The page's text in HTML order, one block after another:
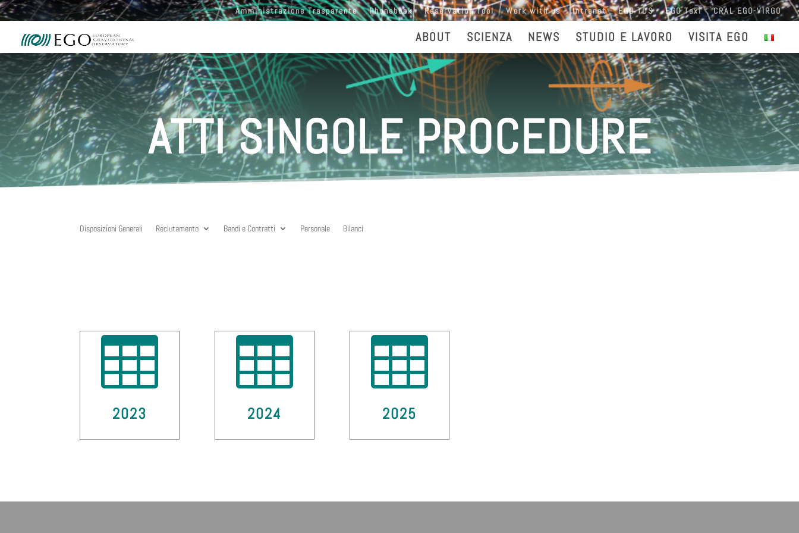
Amministrazione Trasparente Phonebook Reservation Tool Work with us Intranet EGO TDS EGO Taxi CRAL EGO-VIRGO
ABOUT SCIENZA NEWS STUDIO E LAVORO VISITA EGO
ATTI SINGOLE PROCEDURE
Disposizioni Generali Reclutamento Bandi e Contratti Personale Bilanci

2023

2024

2025